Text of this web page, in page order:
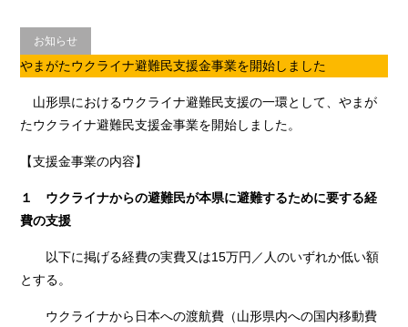
お知らせ
やまがたウクライナ避難民支援金事業を開始しました
山形県におけるウクライナ避難民支援の一環として、やまが
たウクライナ避難民支援金事業を開始しました。
【支援金事業の内容】
１ ウクライナからの避難民が本県に避難するために要する経
費の支援
以下に掲げる経費の実費又は15万円／人のいずれか低い額
とする。
ウクライナから日本への渡航費（山形県内への国内移動費